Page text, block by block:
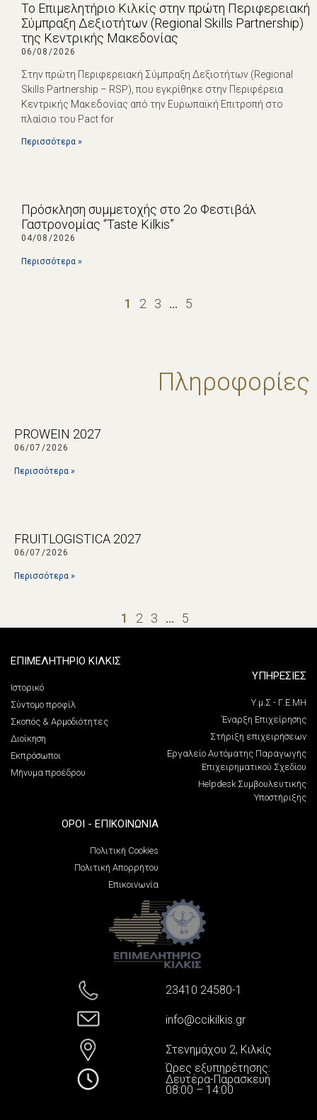
Το Επιμελητήριο Κιλκίς στην πρώτη Περιφερειακή
Σύμπραξη Δεξιοτήτων (Regional Skills Partnership)
της Κεντρικής Μακεδονίας
06/08/2026
Στην πρώτη Περιφερειακή Σύμπραξη Δεξιοτήτων (Regional
Skills Partnership – RSP), που εγκρίθηκε στην Περιφέρεια
Κεντρικής Μακεδονίας από την Ευρωπαϊκή Επιτροπή στο
πλαίσιο του Pact for
Περισσότερα »
Πρόσκληση συμμετοχής στο 2ο Φεστιβάλ
Γαστρονομίας “Taste Kilkis”
04/08/2026
Περισσότερα »
1 2 3 … 5
Πληροφορίες
PROWEIN 2027
06/07/2026
Περισσότερα »
FRUITLOGISTICA 2027
06/07/2026
Περισσότερα »
1 2 3 … 5
ΕΠΙΜΕΛΗΤΗΡΙΟ ΚΙΛΚΙΣ
Ιστορικό
Σύντομο προφίλ
Σκοπός & Αρμοδιότητες
Διοίκηση
Εκπρόσωποι
Μήνυμα προέδρου
ΥΠΗΡΕΣΙΕΣ
Υ.μ.Σ - Γ.Ε.ΜΗ
Έναρξη Επιχείρησης
Στήριξη επιχειρήσεων
Εργαλείο Αυτόματης Παραγωγής
Επιχειρηματικού Σχεδίου
Helpdesk Συμβουλευτικής
Υποστήριξης
ΌΡΟΙ - ΕΠΙΚΟΙΝΩΝΊΑ
Πολιτική Cookies
Πολιτική Απορρήτου
Επικοινωνία
23410 24580-1
info@ccikilkis.gr
Στενημάχου 2, Κιλκίς
Ώρες εξυπηρέτησης:
Δευτέρα-Παρασκευή
08:00 – 14:00